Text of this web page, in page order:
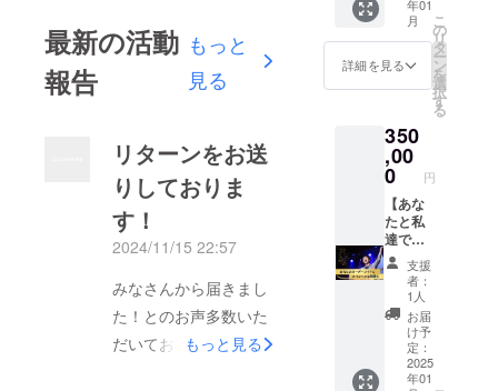
最新の活動
報告
もっと
見る
リターンをお送
りしておりま
す！
2024/11/15 22:57
みなさんから届きまし
た！とのお声多数いた
だいております！ただ
もっと見る
2010年
に日本
クラウ
ンより
デ
。 同年
デ
ビュー
月の日
本放送
優秀新
人に選
ばれ、
40以上
のメ
ディア
に取り
上げら
れ話題
にな
は三田
市フラ
ワータ
ウン近
ます)で
す。実
施場所
までの
交通費
は支援
者でご
負担く
ださ
い。
分×1回
・有効
期限：
2025年
法：
※オンラ
インの
場合：
zoom（
ツール
や動作
環境
等）を
使用し
ます。
※オフ
ライン
の場
合：実
4月末ま
分以内)
生演奏1
発取り
雄介オ
リジナ
ルソン
制作プ
ラスレ
コー
ディン
グcdま
たは
データ
(動画)
・曲は
リクエ
ストな
どでき
るかで
きない
か ・CD
年01
月
詳細を見る
こ
の
リ
タ
ー
ン
を
選
択
す
る
350
,00
0 円
【あな
たと私
達でス
ペシャ
ルな特
典】 雄
介ミチ
コ オリ
ジナル
ソング
やライ
支援
者：
1人
お届
け予
定：
2025
年01